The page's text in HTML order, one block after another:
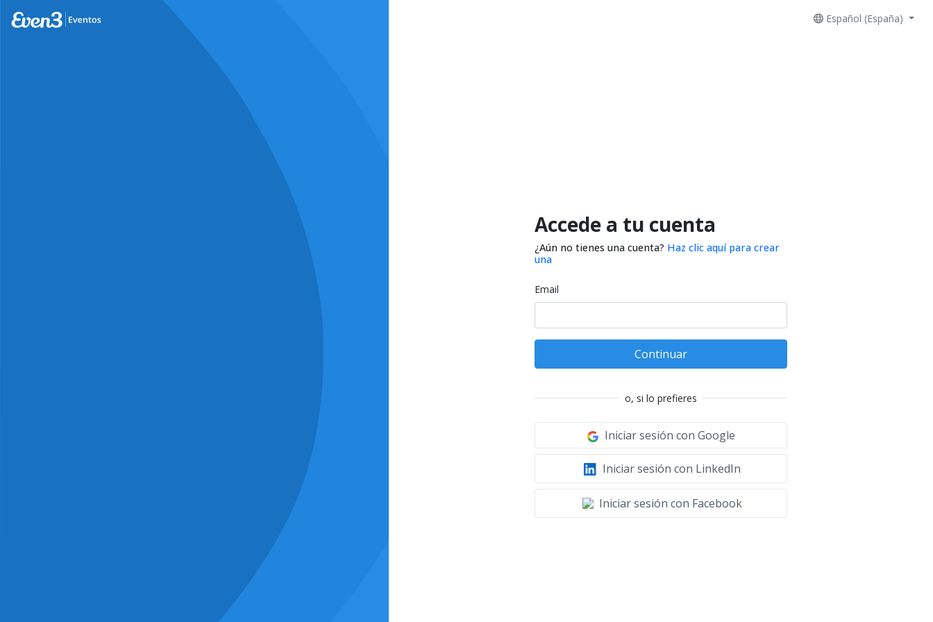
Español (España)
Accede a tu cuenta
¿Aún no tienes una cuenta? Haz clic aquí para crear
una
Email
Continuar
o, si lo prefieres
Iniciar sesión con Google
Iniciar sesión con LinkedIn
Iniciar sesión con Facebook